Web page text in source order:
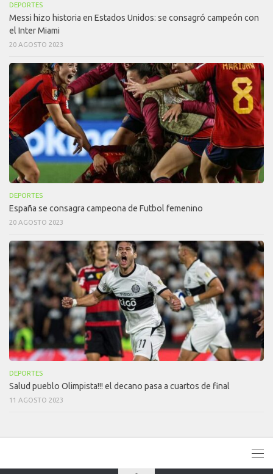
DEPORTES
Messi hizo historia en Estados Unidos: se consagró campeón con
el Inter Miami
20 AGOSTO 2023
DEPORTES
España se consagra campeona de Futbol femenino
20 AGOSTO 2023
DEPORTES
Salud pueblo Olimpista!!! el decano pasa a cuartos de final
11 AGOSTO 2023